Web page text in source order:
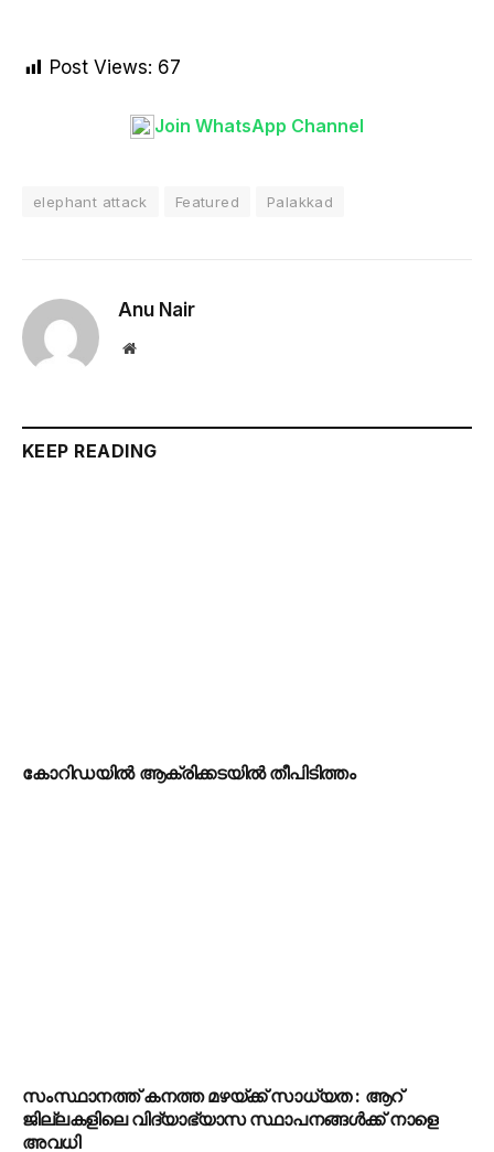
Post Views: 67
Join WhatsApp Channel
elephant attack Featured Palakkad
Anu Nair
Website
KEEP READING
കോറിഡയിൽ ആക്രിക്കടയിൽ തീപിടിത്തം
സംസ്ഥാനത്ത് കനത്ത മഴയ്ക്ക് സാധ്യത : ആറ്
ജില്ലകളിലെ വിദ്യാഭ്യാസ സ്ഥാപനങ്ങൾക്ക് നാളെ
അവധി